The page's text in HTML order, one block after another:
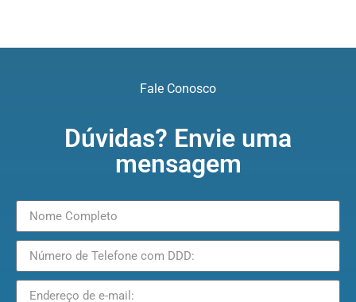
Fale Conosco
Dúvidas? Envie uma
mensagem